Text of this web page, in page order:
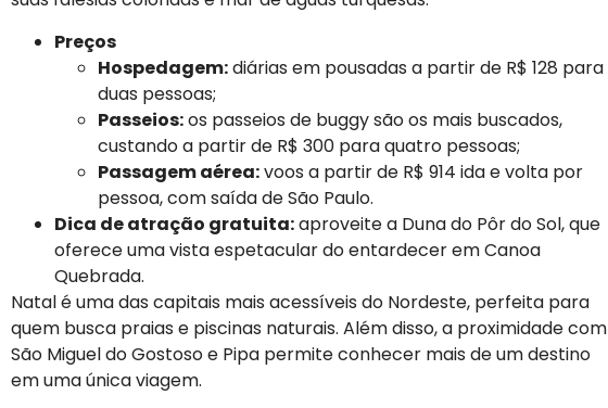
Preços
Hospedagem:diárias em pousadas a partir de R$ 128 para
duas pessoas;
Passeios:os passeios de buggy são os mais buscados,
custando a partir de R$ 300 para quatro pessoas;
Passagem aérea:voos a partir de R$ 914 ida e volta por
pessoa, com saída de São Paulo.
Dica de atração gratuita:aproveite a Duna do Pôr do Sol, que
oferece uma vista espetacular do entardecer em Canoa
Quebrada.
Natal é uma das capitais mais acessíveis do Nordeste, perfeita para
quem busca praias e piscinas naturais. Além disso, a proximidade com
São Miguel do Gostoso e Pipa permite conhecer mais de um destino
em uma única viagem.